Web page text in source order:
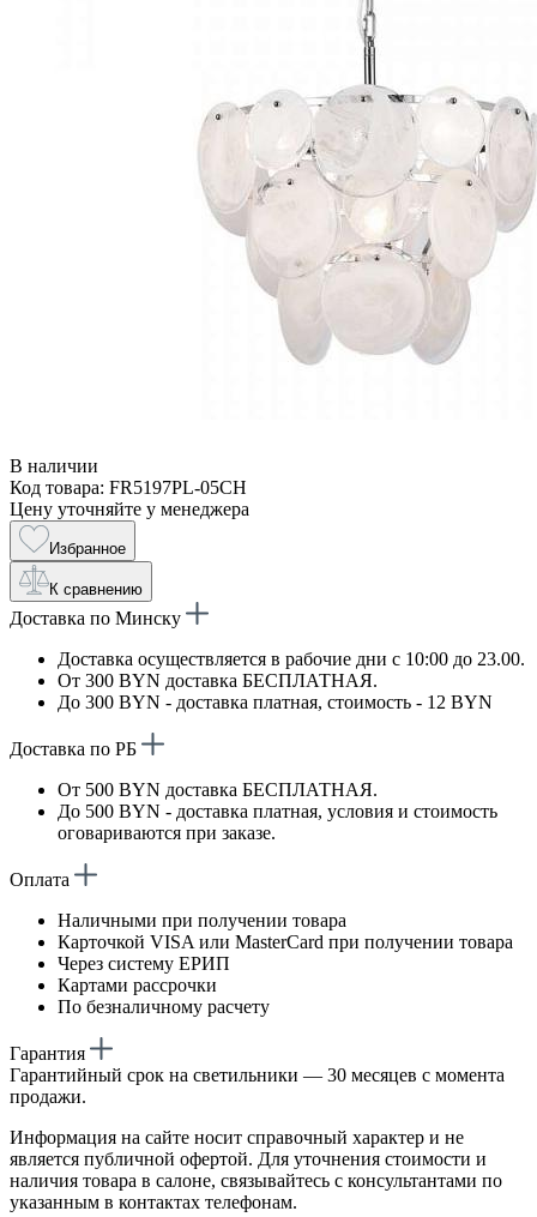
В наличии
Код товара: FR5197PL-05CH
Цену уточняйте у менеджера
Избранное
К сравнению
Доставка по Минску
Доставка осуществляется в рабочие дни с 10:00 до 23.00.
От 300 BYN доставка БЕСПЛАТНАЯ.
До 300 BYN - доставка платная, стоимость - 12 BYN
Доставка по РБ
От 500 BYN доставка БЕСПЛАТНАЯ.
До 500 BYN - доставка платная, условия и стоимость
оговариваются при заказе.
Оплата
Наличными при получении товара
Карточкой VISA или MasterCard при получении товара
Через систему ЕРИП
Картами рассрочки
По безналичному расчету
Гарантия
Гарантийный срок на светильники — 30 месяцев с момента
продажи.
Информация на сайте носит справочный характер и не
является публичной офертой. Для уточнения стоимости и
наличия товара в салоне, связывайтесь с консультантами по
указанным в контактах телефонам.